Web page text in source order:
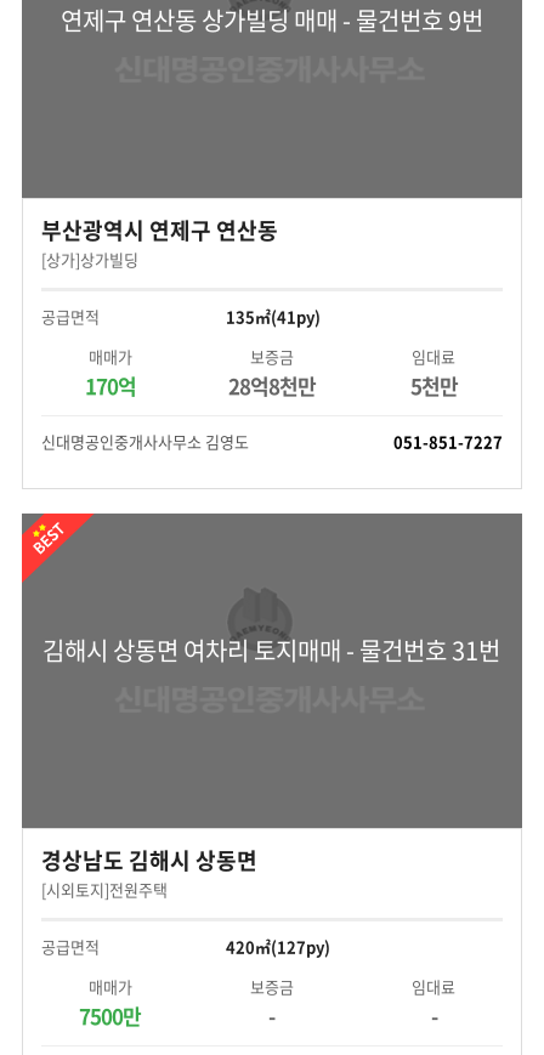
연제구 연산동 상가빌딩 매매 - 물건번호 9번
부산광역시 연제구 연산동
[상가]상가빌딩
공급면적
135㎡(41py)
매매가
170억
보증금
28억8천만
임대료
5천만
신대명공인중개사사무소 김영도 051-851-7227
김해시 상동면 여차리 토지매매 - 물건번호 31번
경상남도 김해시 상동면
[시외토지]전원주택
공급면적
420㎡(127py)
매매가
7500만
보증금
-
임대료
-